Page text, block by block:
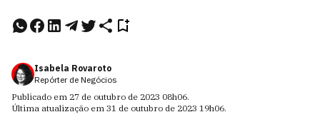
Isabela Rovaroto
Repórter de Negócios
Publicado em 27 de outubro de 2023 08h06.
Última atualização em 31 de outubro de 2023 19h06.